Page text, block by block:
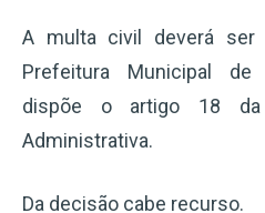
A multa civil deverá ser
Prefeitura Municipal de
dispõe o artigo 18 da
Administrativa.
Da decisão cabe recurso.